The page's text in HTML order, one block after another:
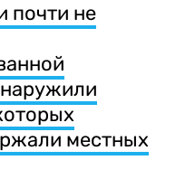
почти не
местных